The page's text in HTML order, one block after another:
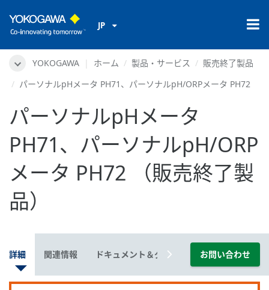
JP
YOKOGAWA ホーム 製品・サービス
販売終了製品
パーソナルpHメータ PH71、パーソナルpH/ORPメータ PH72
パーソナルpHメータ
PH71、パーソナルpH/ORP
メータ PH72 （販売終了製
品）
詳細 関連情報 ドキュメント＆ダウンロードお問い合わせ